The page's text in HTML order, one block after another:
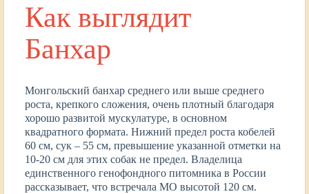
Как выглядит
Банхар
Монгольский банхар среднего или выше среднего
роста, крепкого сложения, очень плотный благодаря
хорошо развитой мускулатуре, в основном
квадратного формата. Нижний предел роста кобелей
60 см, сук – 55 см, превышение указанной отметки на
10-20 см для этих собак не предел. Владелица
единственного генофондного питомника в России
рассказывает, что встречала МО высотой 120 см.